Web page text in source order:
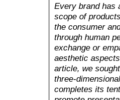
Every brand has
scope of
the consumer
through human
exchange or
aesthetic
article, we
three-
completes its